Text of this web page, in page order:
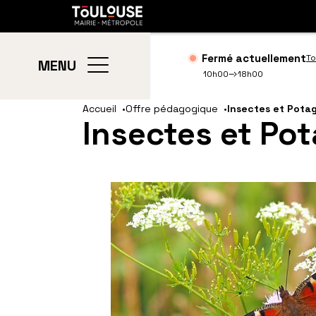
Gestion de vos préférences sur les cookies
Aller
contenu
Aller
la
Toulouse
MENU Fermé actuellement
10h00
18h00
Accueil Offre pédagogique Insectes et
Insectes et